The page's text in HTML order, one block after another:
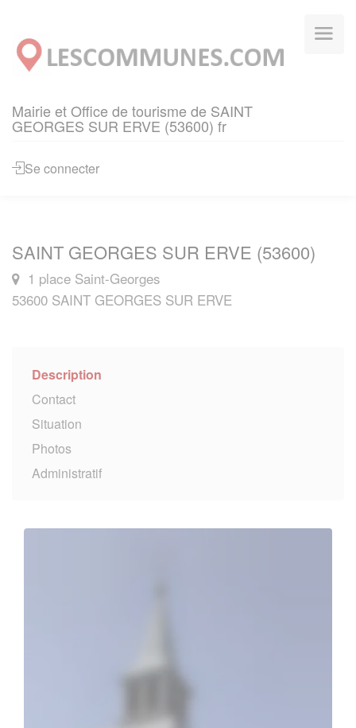
Mairie et Office de tourisme de SAINT
GEORGES SUR ERVE (53600) fr
Se connecter
SAINT GEORGES SUR ERVE (53600)
1 place Saint-Georges
53600 SAINT GEORGES SUR ERVE
Description
Contact
Situation
Photos
Administratif